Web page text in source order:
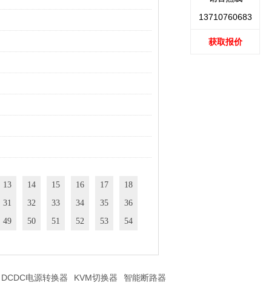
13 14 15 16 17
18
31 32 33 34 35
36
49 50 51 52 53
54
DCDC电源转换器 KVM切换器 智能断路器
13710760683
获取报价